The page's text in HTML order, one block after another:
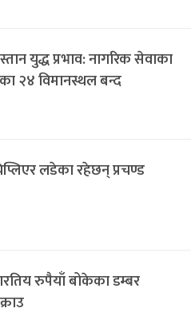
युद्ध प्रभाव: नागरिक सेवाका
२४ विमानस्थल बन्द
लडेका रहेछन् प्रचण्ड
रुपैयाँ बोकेका डम्बर